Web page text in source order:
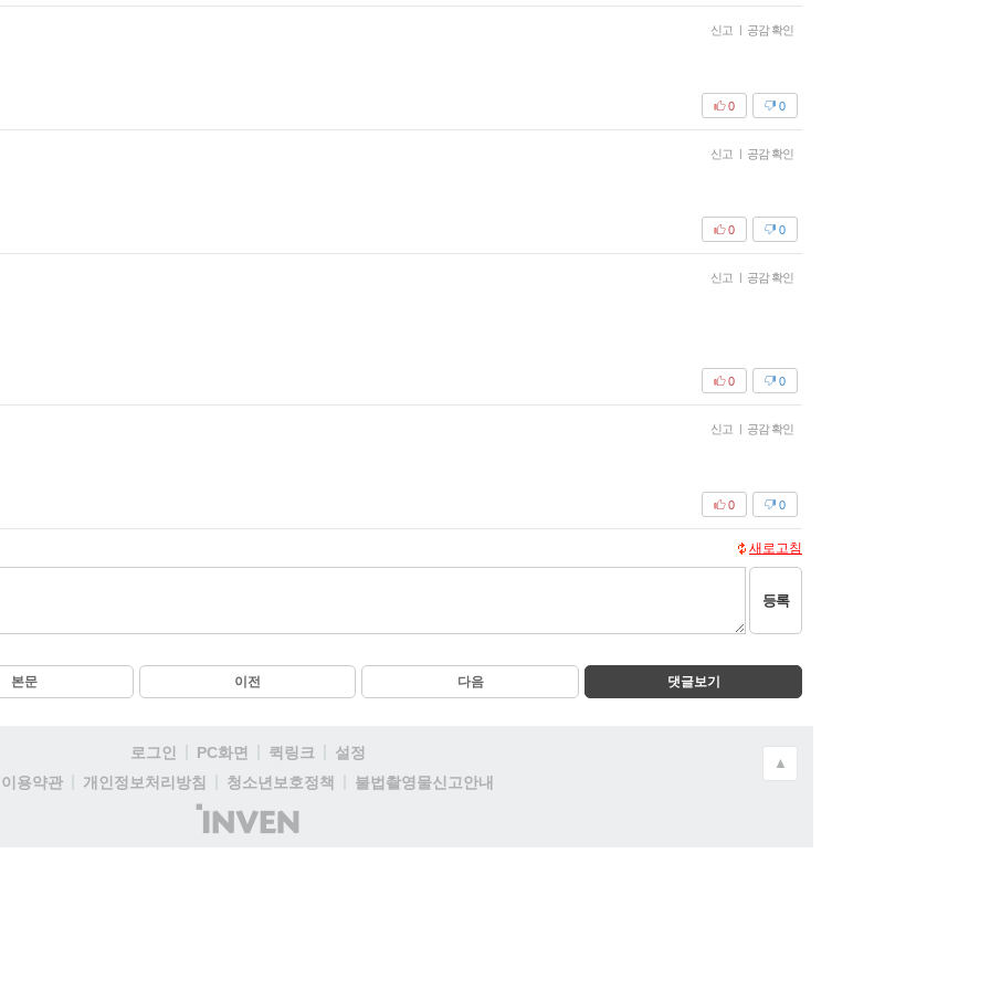
신고 | 공감 확인
0
0
신고 | 공감 확인
0
0
신고 | 공감 확인
0
0
신고 | 공감 확인
0
0
새로고침
등록
본문 이전 다음 댓글보기
로그인 PC화면 퀵링크
설정
이용약관
개인정보처리방침 청소년보호정책
불법촬영물신고안내
(주)
인
▲